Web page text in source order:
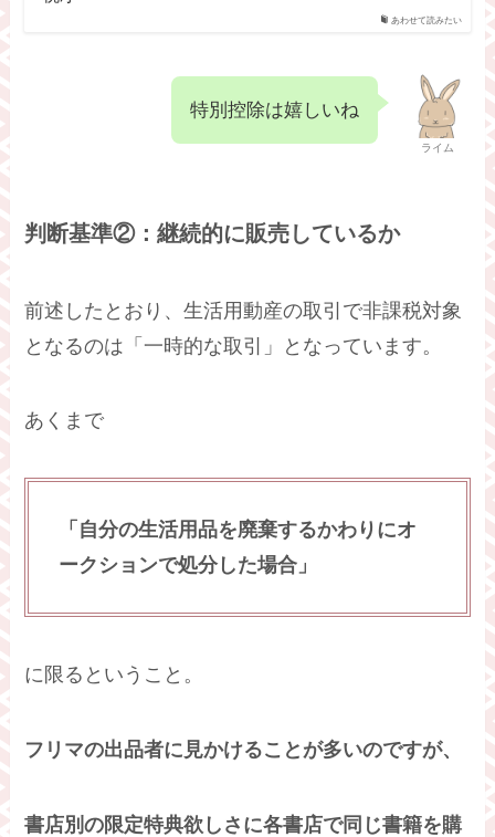
あわせて読みたい
ライム
特別控除は嬉しいね
判断基準②：継続的に販売しているか
前述したとおり、生活用動産の取引で非課税対象
となるのは「一時的な取引」となっています。
あくまで
「自分の生活用品を廃棄するかわりにオ
ークションで処分した場合」
に限るということ。
フリマの出品者に見かけることが多いのですが、
書店別の限定特典欲しさに各書店で同じ書籍を購